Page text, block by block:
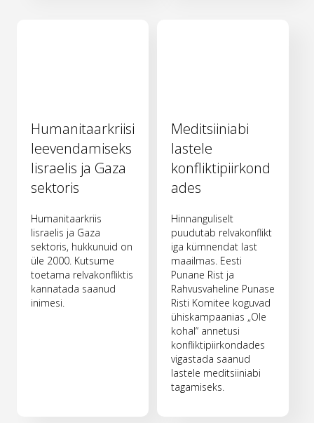
Humanitaarkriisi
leevendamiseks
Iisraelis ja Gaza
sektoris
Humanitaarkriis
Iisraelis ja Gaza
sektoris, hukkunuid on
üle 2000. Kutsume
toetama relvakonfliktis
kannatada saanud
inimesi.
Meditsiiniabi
lastele
konfliktipiirkond
ades
Hinnanguliselt
puudutab relvakonflikt
iga kümnendat last
maailmas. Eesti
Punane Rist ja
Rahvusvaheline Punase
Risti Komitee koguvad
ühiskampaanias „Ole
kohal“ annetusi
konfliktipiirkondades
vigastada saanud
lastele meditsiiniabi
tagamiseks.